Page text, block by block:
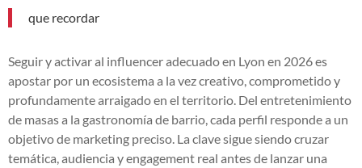
que recordar
Seguir y activar al influencer adecuado en Lyon en 2026 es
apostar por un ecosistema a la vez creativo, comprometido y
profundamente arraigado en el territorio. Del entretenimiento
de masas a la gastronomía de barrio, cada perfil responde a un
objetivo de marketing preciso. La clave sigue siendo cruzar
temática, audiencia y engagement real antes de lanzar una